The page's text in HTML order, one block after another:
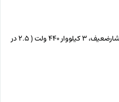
خازن 3فاز فشارضعیف، 3 کیلووار 440 ولت ( 2.5 در